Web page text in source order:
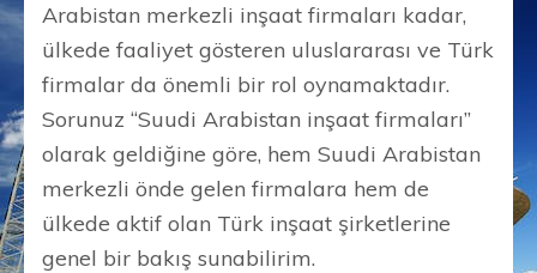
Arabistan merkezli inşaat firmaları kadar,
ülkede faaliyet gösteren uluslararası ve Türk
firmalar da önemli bir rol oynamaktadır.
Sorunuz “Suudi Arabistan inşaat firmaları”
olarak geldiğine göre, hem Suudi Arabistan
merkezli önde gelen firmalara hem de
ülkede aktif olan Türk inşaat şirketlerine
genel bir bakış sunabilirim.